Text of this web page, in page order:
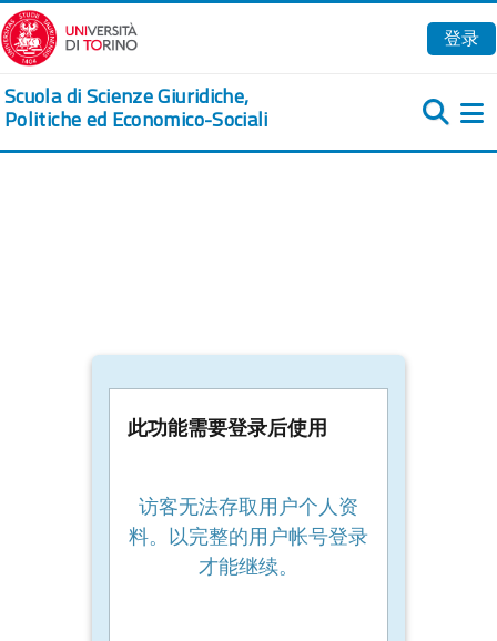
跳到主要内容
登录
Scuola di Scienze Giuridiche,
Politiche ed Economico-Sociali
此功能需要登录后使用
访客无法存取用户个人资
料。以完整的用户帐号登录
才能继续。